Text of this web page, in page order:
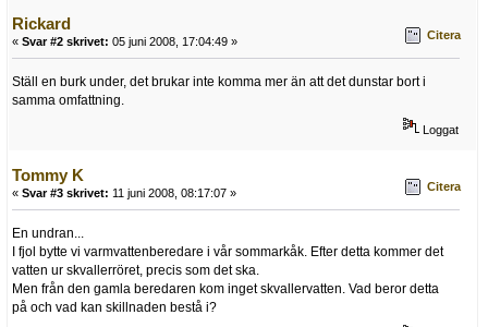
Rickard
« Svar #2 skrivet: 05 juni 2008, 17:04:49 » Citera
Ställ en burk under, det brukar inte komma mer än att det dunstar bort i
samma omfattning.
Loggat
Tommy K
« Svar #3 skrivet: 11 juni 2008, 08:17:07 » Citera
En undran...
I fjol bytte vi varmvattenberedare i vår sommarkåk. Efter detta kommer det
vatten ur skvallerröret, precis som det ska.
Men från den gamla beredaren kom inget skvallervatten. Vad beror detta
på och vad kan skillnaden bestå i?